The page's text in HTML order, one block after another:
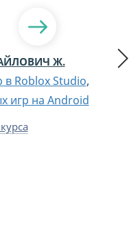
Ж.
в Roblox Studio,
игр на Android